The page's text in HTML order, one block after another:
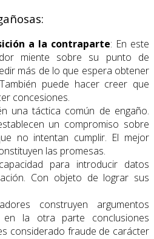
a la contraparte: En este
miente sobre su punto de
más de lo que espera obtener
puede hacer creer que
concesiones.
una táctica común de engaño.
un compromiso sobre
no intentan cumplir. El mejor
las promesas.
para introducir datos
Con objeto de lograr sus
construyen argumentos
en la otra parte conclusiones
considerado fraude de carácter